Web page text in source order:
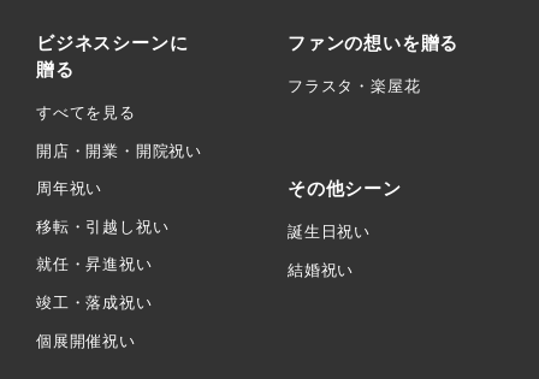
ビジネスシーンに
贈る
すべてを見る
開店・開業・開院祝い
周年祝い
移転・引越し祝い
就任・昇進祝い
竣工・落成祝い
個展開催祝い
ファンの想いを贈る
フラスタ・楽屋花
その他シーン
誕生日祝い
結婚祝い